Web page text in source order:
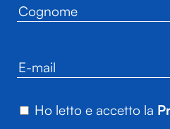
Ho letto e accetto la